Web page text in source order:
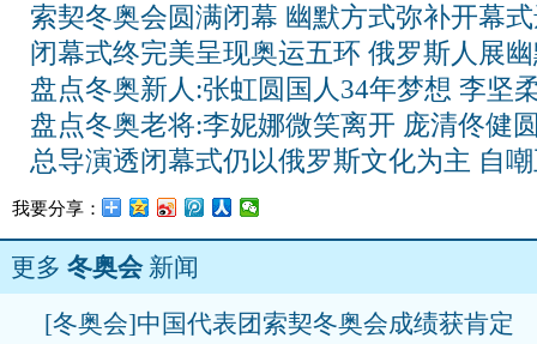
索契冬奥会圆满闭幕 幽默方式弥补开幕
闭幕式终完美呈现奥运五环 俄罗斯人展
盘点冬奥新人:张虹圆国人34年梦想 李坚
盘点冬奥老将:李妮娜微笑离开 庞清佟健
总导演透闭幕式仍以俄罗斯文化为主 自
我要分享：
更多 冬奥会新闻
[冬奥会]中国代表团索契冬奥会成绩获肯定